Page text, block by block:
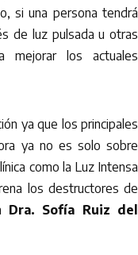
si una persona tendrá
de luz pulsada u otras
mejorar los actuales
ya que los principales
ya no es solo sobre
como la Luz Intensa
los destructores de
Dra. Sofía Ruiz del